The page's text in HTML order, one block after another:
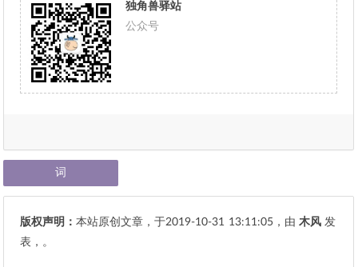
独角兽驿站
公众号
词
版权声明：本站原创文章，于2019-10-31 13:11:05 ，由木风 发
表，。